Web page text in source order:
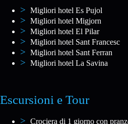
Migliori hotel Es Pujol
Migliori hotel Migjorn
Migliori hotel El Pilar
Migliori hotel Sant Francesc
Migliori hotel Sant Ferran
Migliori hotel La Savina
Escursioni e Tour
Crociera di 1 giorno con